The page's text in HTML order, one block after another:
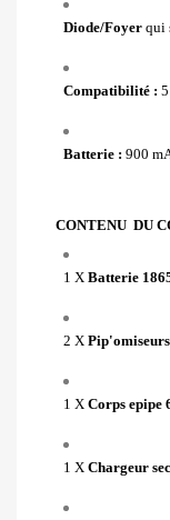
Diode/Foyer qui
Compatibilité :
Batterie : 900
CONTENU DU
1 X Batterie
2 X
1 X Corps epipe
1 X Chargeur